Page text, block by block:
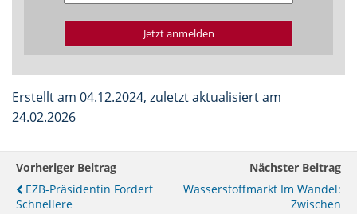
Jetzt anmelden
Erstellt am 04.12.2024, zuletzt aktualisiert am
24.02.2026
Vorheriger Beitrag
EZB-Präsidentin Fordert
Schnellere
Nächster Beitrag
Wasserstoffmarkt Im Wandel:
Zwischen